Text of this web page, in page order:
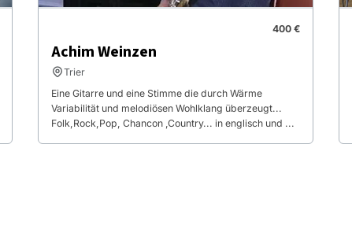
400 €
Achim Weinzen
Trier
Eine Gitarre und eine Stimme die durch Wärme
Variabilität und melodiösen Wohlklang überzeugt...
Folk,Rock,Pop, Chancon ,Country... in englisch und ...